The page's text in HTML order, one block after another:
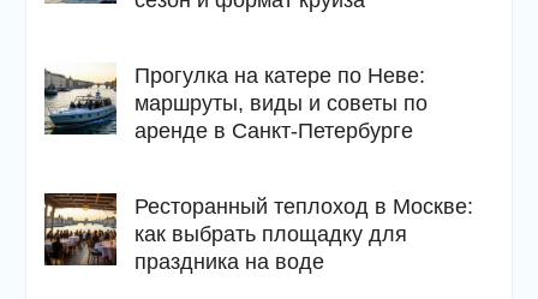
Прогулка на катере по Неве:
маршруты, виды и советы по
аренде в Санкт-Петербурге
Ресторанный теплоход в Москве:
как выбрать площадку для
праздника на воде